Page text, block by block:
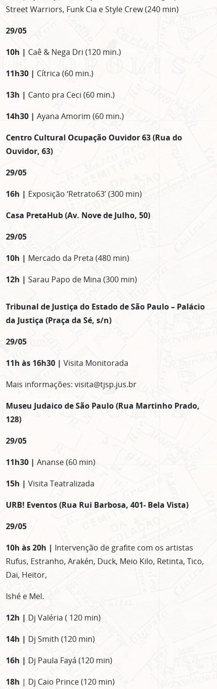
Street Warriors, Funk Cia e Style Crew (240 min)
29/05
10h | Caê & Nega Dri (120 min.)
11h30 | Cítrica (60 min.)
13h | Canto pra Ceci (60 min.)
14h30 | Ayana Amorim (60 min.)
Centro Cultural Ocupação Ouvidor 63 (Rua do
Ouvidor, 63)
29/05
16h | Exposição ‘Retrato63’ (300 min)
Casa PretaHub (Av. Nove de Julho, 50)
29/05
10h | Mercado da Preta (480 min)
12h | Sarau Papo de Mina (300 min)
Tribunal de Justiça do Estado de São Paulo – Palácio
da Justiça (Praça da Sé, s/n)
29/05
11h às 16h30 | Visita Monitorada
Mais informações: visita@tjsp.jus.br
Museu Judaico de São Paulo (Rua Martinho Prado,
128)
29/05
11h30 | Ananse (60 min)
15h | Visita Teatralizada
URB! Eventos (Rua Rui Barbosa, 401- Bela Vista)
29/05
10h às 20h | Intervenção de grafite com os artistas
Rufus, Estranho, Arakén, Duck, Meio Kilo, Retinta, Tico,
Dai, Heitor,
Ishé e Mel.
12h | Dj Valéria ( 120 min)
14h | Dj Smith (120 min)
16h | Dj Paula Fayá (120 min)
18h | Dj Caio Prince (120 min)
Lorem ipsum dolor sit amet, consectetur adipisicing elit. Autem assumenda
labore quia nobis nihil tempora praesentium distinctio, id, quibusdam est.